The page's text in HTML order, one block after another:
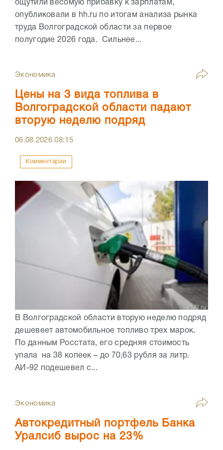
ощутили весомую прибавку к зарплатам,
опубликовали в hh.ru по итогам анализа рынка
труда Волгоградской области за первое
полугодие 2026 года. Сильнее...
Экономика
Цены на 3 вида топлива в
Волгоградской области падают
вторую неделю подряд
06.08.202608:15
Комментарии
В Волгоградской области вторую неделю подряд
дешевеет автомобильное топливо трех марок.
По данным Росстата, его средняя стоимость
упала на 38 копеек – до 70,63 рубля за литр.
АИ-92 подешевел с...
Экономика
Автокредитный портфель Банка
Уралсиб вырос на 23%